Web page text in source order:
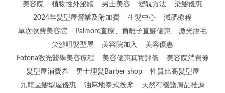
美容院 植物性外泌體 男士美容 變靚方法
染髮優惠
2024年髮型屋營業及附加費
生髮中心
減肥療程
單次收費美容院
Paimore直療、負離子直髮優惠
激光脫毛
尖沙咀髮型屋
美容院加入
美容優惠
Fotona激光醫學美容療程
美容優惠真實評價
美容院消費券
髮型屋消費券
男士理髮Barber shop
性質比高髮型屋
九龍區髮型屋優惠
油麻地泰式按摩 天然有機護膚品推薦